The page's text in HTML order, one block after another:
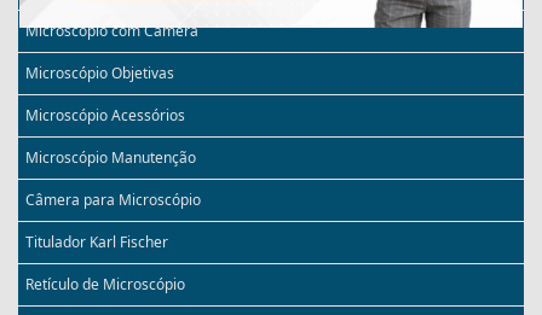
Microscópio com Câmera
Microscópio Objetivas
Microscópio Acessórios
Microscópio Manutenção
Câmera para Microscópio
Titulador Karl Fischer
Retículo de Microscópio